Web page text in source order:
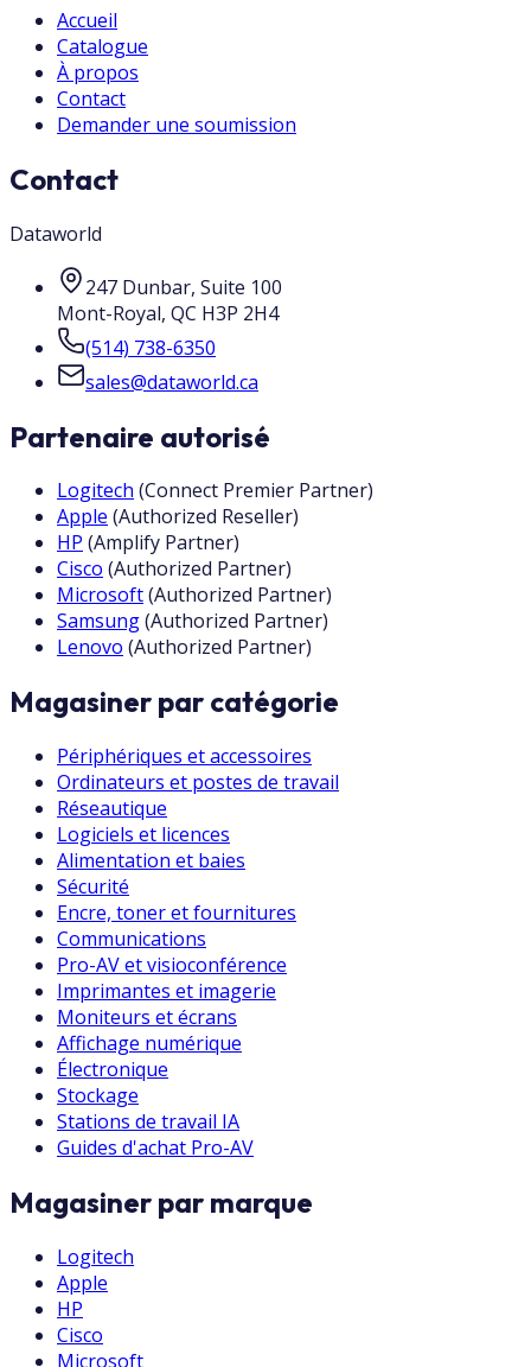
Accueil
Catalogue
À propos
Contact
Demander une soumission
Contact
Dataworld
247 Dunbar, Suite 100
Mont-Royal, QC H3P 2H4
(514) 738-6350
sales@dataworld.ca
Partenaire autorisé
Logitech (Connect Premier Partner)
Apple (Authorized Reseller)
HP (Amplify Partner)
Cisco (Authorized Partner)
Microsoft(Authorized Partner)
Samsung(Authorized Partner)
Lenovo (Authorized Partner)
Magasiner par catégorie
Périphériques et accessoires
Ordinateurs et postes de travail
Réseautique
Logiciels et licences
Alimentation et baies
Sécurité
Encre, toner et fournitures
Communications
Pro-AV et visioconférence
Imprimantes et imagerie
Moniteurs et écrans
Affichage numérique
Électronique
Stockage
Stations de travail IA
Guides d'achat Pro-AV
Magasiner par marque
Logitech
Apple
HP
Cisco
Microsoft